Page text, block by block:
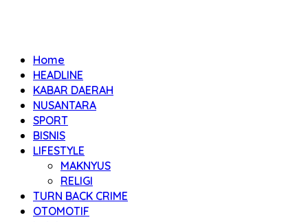
Home
HEADLINE
KABAR DAERAH
NUSANTARA
SPORT
BISNIS
LIFESTYLE
MAKNYUS
RELIGI
TURN BACK CRIME
OTOMOTIF